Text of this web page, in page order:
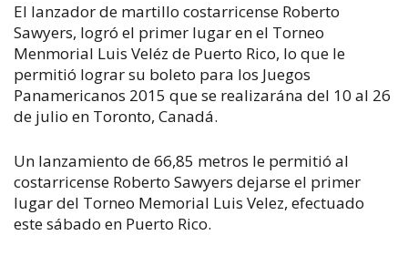
El lanzador de martillo costarricense Roberto
Sawyers, logró el primer lugar en el Torneo
Menmorial Luis Veléz de Puerto Rico, lo que le
permitió lograr su boleto para los Juegos
Panamericanos 2015 que se realizarána del 10 al 26
de julio en Toronto, Canadá.
Un lanzamiento de 66,85 metros le permitió al
costarricense Roberto Sawyers dejarse el primer
lugar del Torneo Memorial Luis Velez, efectuado
este sábado en Puerto Rico.